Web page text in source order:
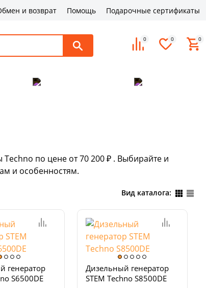
и возврат Помощь Подарочные сертификаты
0 0 0
Techno по цене от 70 200 ₽ . Выбирайте и
и особенностям.
Вид каталога:
генератор
S6500DE
Дизельный генератор
STEM Techno S8500DE